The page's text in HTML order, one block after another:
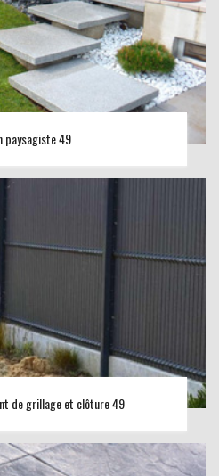
paysagiste 49
de grillage et clôture 49